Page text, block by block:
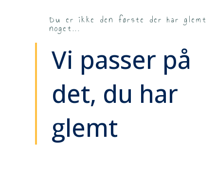
Du er ikke den første der har glemt
noget...
Vi passer på
det, du har
glemt